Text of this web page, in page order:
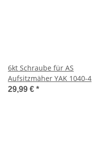
6kt Schraube für AS
Aufsitzmäher YAK 1040-4
WD
29,99 € *